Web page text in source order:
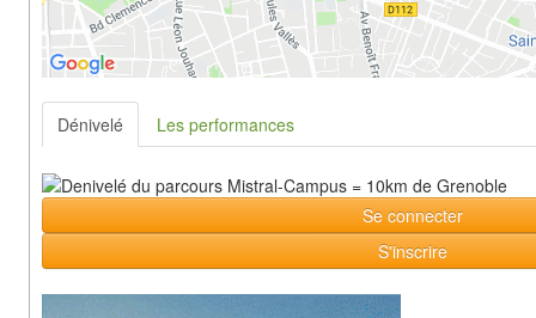
Dénivelé Les performances
Se connecter
S'inscrire